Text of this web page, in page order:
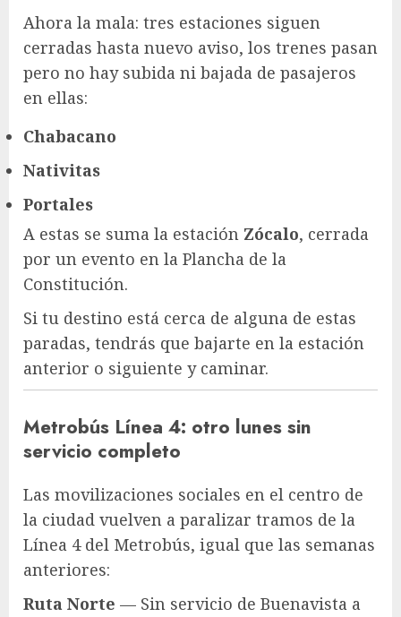
Ahora la mala: tres estaciones siguen
cerradas hasta nuevo aviso, los trenes pasan
pero no hay subida ni bajada de pasajeros
en ellas:
Chabacano
Nativitas
Portales
A estas se suma la estación Zócalo, cerrada
por un evento en la Plancha de la
Constitución.
Si tu destino está cerca de alguna de estas
paradas, tendrás que bajarte en la estación
anterior o siguiente y caminar.
Metrobús Línea 4: otro lunes sin
servicio completo
Las movilizaciones sociales en el centro de
la ciudad vuelven a paralizar tramos de la
Línea 4 del Metrobús, igual que las semanas
anteriores:
Ruta Norte — Sin servicio de Buenavista a